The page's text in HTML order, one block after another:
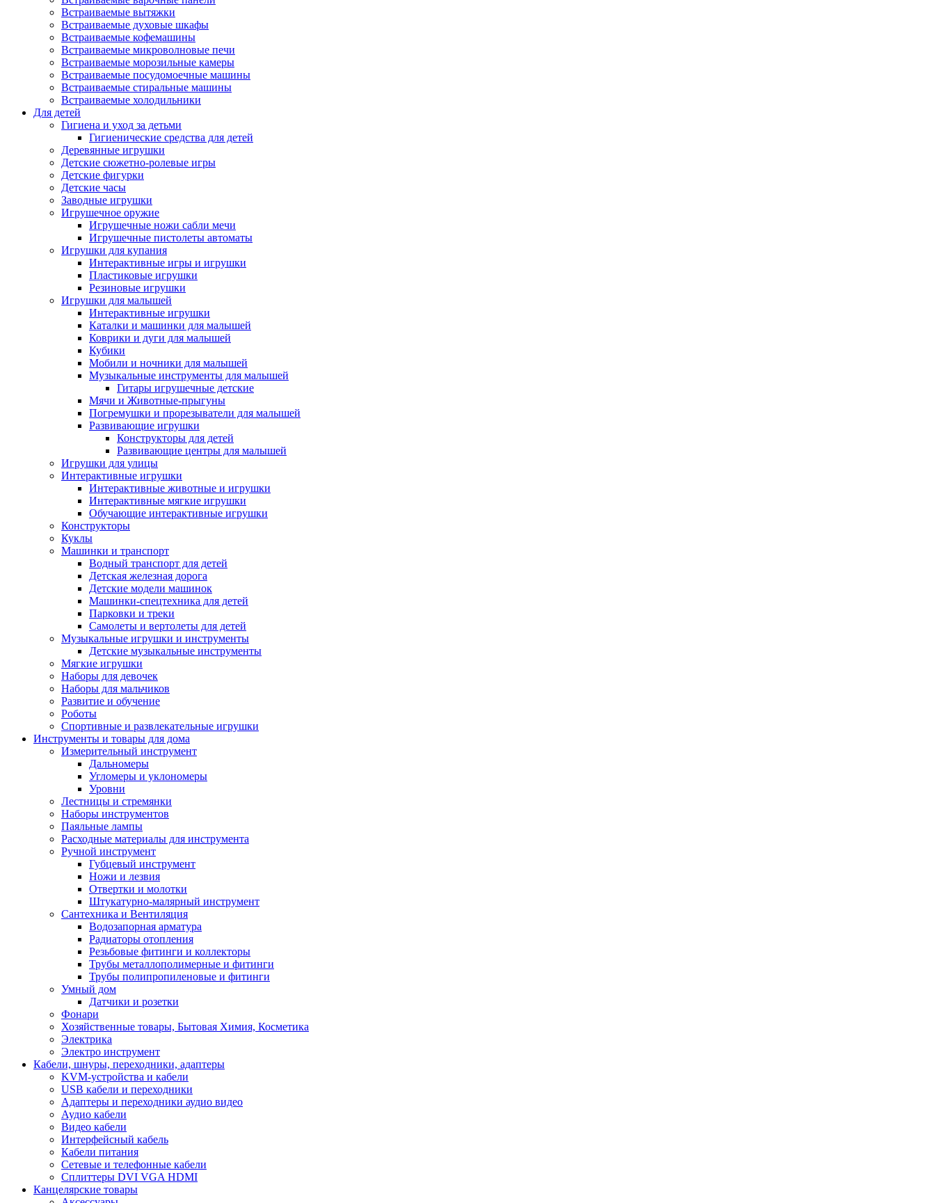
Встраиваемые вытяжки
Встраиваемые духовые шкафы
Встраиваемые кофемашины
Встраиваемые микроволновые печи
Встраиваемые морозильные камеры
Встраиваемые посудомоечные машины
Встраиваемые стиральные машины
Встраиваемые холодильники
Для детей
Гигиена и уход за детьми
Гигиенические средства для детей
Деревянные игрушки
Детские сюжетно-ролевые игры
Детские фигурки
Детские часы
Заводные игрушки
Игрушечное оружие
Игрушечные ножи сабли мечи
Игрушечные пистолеты автоматы
Игрушки для купания
Интерактивные игры и игрушки
Пластиковые игрушки
Резиновые игрушки
Игрушки для малышей
Интерактивные игрушки
Каталки и машинки для малышей
Коврики и дуги для малышей
Кубики
Мобили и ночники для малышей
Музыкальные инструменты для малышей
Гитары игрушечные детские
Мячи и Животные-прыгуны
Погремушки и прорезыватели для малышей
Развивающие игрушки
Конструкторы для детей
Развивающие центры для малышей
Игрушки для улицы
Интерактивные игрушки
Интерактивные животные и игрушки
Интерактивные мягкие игрушки
Обучающие интерактивные игрушки
Конструкторы
Куклы
Машинки и транспорт
Водный транспорт для детей
Детская железная дорога
Детские модели машинок
Машинки-спецтехника для детей
Парковки и треки
Самолеты и вертолеты для детей
Музыкальные игрушки и инструменты
Детские музыкальные инструменты
Мягкие игрушки
Наборы для девочек
Наборы для мальчиков
Развитие и обучение
Роботы
Спортивные и развлекательные игрушки
Инструменты и товары для дома
Измерительный инструмент
Дальномеры
Угломеры и уклономеры
Уровни
Лестницы и стремянки
Наборы инструментов
Паяльные лампы
Расходные материалы для инструмента
Ручной инструмент
Губцевый инструмент
Ножи и лезвия
Отвертки и молотки
Штукатурно-малярный инструмент
Сантехника и Вентиляция
Водозапорная арматура
Радиаторы отопления
Резьбовые фитинги и коллекторы
Трубы металлополимерные и фитинги
Трубы полипропиленовые и фитинги
Умный дом
Датчики и розетки
Фонари
Хозяйственные товары, Бытовая Химия, Косметика
Электрика
Электро инструмент
Кабели, шнуры, переходники, адаптеры
KVM-устройства и кабели
USB кабели и переходники
Адаптеры и переходники аудио видео
Аудио кабели
Видео кабели
Интерфейсный кабель
Кабели питания
Сетевые и телефонные кабели
Сплиттеры DVI VGA HDMI
Канцелярские товары